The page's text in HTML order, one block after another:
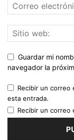
Guardar mi
navegador la
Recibir un correo
esta entrada.
Recibir un correo